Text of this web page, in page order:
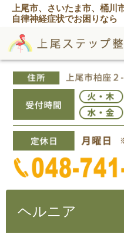
上尾市、さいたま市、桶川
自律神経症状でお困りなら
ヘルニア